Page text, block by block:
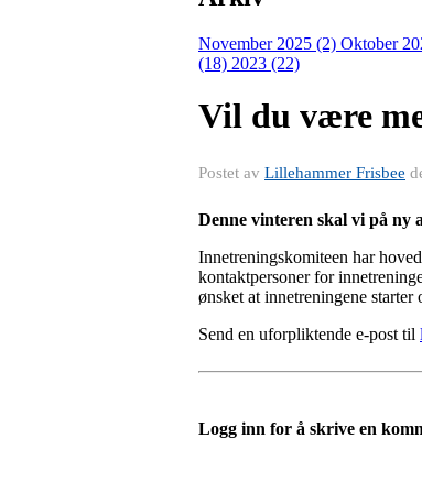
November 2025 (2) Oktober
(18) 2023 (22)
Vil du være
Postet av Lillehammer Frisbee
Denne vinteren skal vi på ny
Innetreningskomiteen har
kontaktpersoner for
ønsket at innetreningene starter
Send en uforpliktende e-post til
Logg inn for å skrive en